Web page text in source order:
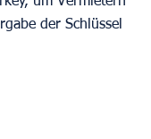
der Schlüssel